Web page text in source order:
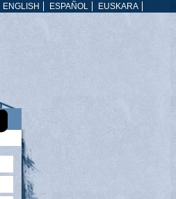
EUSKARA
ESPAÑOL
ENGLISH